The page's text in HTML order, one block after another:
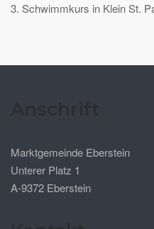
3. Schwimmkurs in Klein St.
Marktgemeinde Eberstein
Unterer Platz 1
A-9372 Eberstein